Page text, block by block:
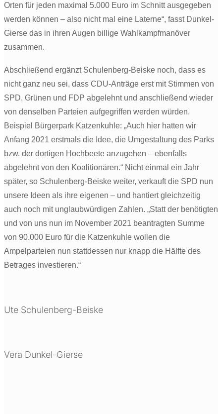
Orten für jeden maximal 5.000 Euro im Schnitt ausgegeben
werden können – also nicht mal eine Laterne“, fasst Dunkel-
Gierse das in ihren Augen billige Wahlkampfmanöver
zusammen.
Abschließend ergänzt Schulenberg-Beiske noch, dass es
nicht ganz neu sei, dass CDU-Anträge erst mit Stimmen von
SPD, Grünen und FDP abgelehnt und anschließend wieder
von denselben Parteien aufgegriffen werden würden.
Beispiel Bürgerpark Katzenkuhle: „Auch hier hatten wir
Anfang 2021 erstmals die Idee, die Umgestaltung des Parks
bzw. der dortigen Hochbeete anzugehen – ebenfalls
abgelehnt von den Koalitionären.“ Nicht einmal ein Jahr
später, so Schulenberg-Beiske weiter, verkauft die SPD nun
unsere Ideen als ihre eigenen – und hantiert gleichzeitig
auch noch mit unglaubwürdigen Zahlen. „Statt der benötigten
und von uns nun im November 2021 beantragten Summe
von 90.000 Euro für die Katzenkuhle wollen die
Ampelparteien nun stattdessen nur knapp die Hälfte des
Betrages investieren.“
Ute Schulenberg-Beiske
Vera Dunkel-Gierse